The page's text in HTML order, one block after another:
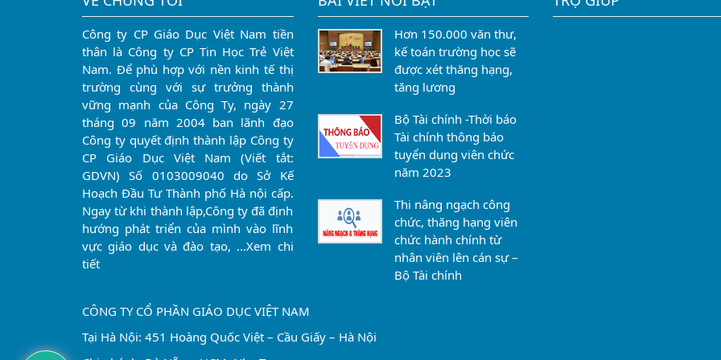
Công ty CP Giáo Dục Việt Nam tiền
thân là Công ty CP Tin Học Trẻ Việt
Nam. Để phù hợp với nền kinh tế thị
trường cùng với sự trưởng thành
vững mạnh của Công Ty, ngày 27
tháng 09 năm 2004 ban lãnh đạo
Công ty quyết định thành lập Công ty
CP Giáo Dục Việt Nam (Viết tắt:
GDVN) Số 0103009040 do Sở Kế
Hoạch Đầu Tư Thành phố Hà nội cấp.
Ngay từ khi thành lập,Công ty đã định
hướng phát triển của mình vào lĩnh
vực giáo dục và đào tạo, …Xem chi
tiết
Hơn 150.000 văn thư,
kế toán trường học sẽ
được xét thăng hạng,
tăng lương
Bộ Tài chính -Thời báo
Tài chính thông báo
tuyển dụng viên chức
năm 2023
Thi nâng ngạch công
chức, thăng hạng viên
chức hành chính từ
nhân viên lên cán sự –
Bộ Tài chính
CÔNG TY CỔ PHẦN GIÁO DỤC VIỆT NAM
Tại Hà Nội: 451 Hoàng Quốc Việt – Cầu Giấy – Hà Nội